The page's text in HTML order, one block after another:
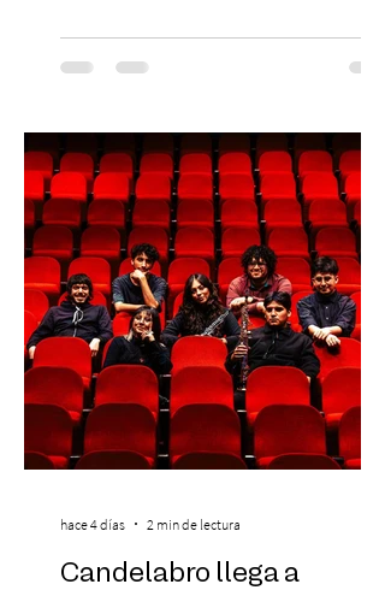
El lunes 10 de agosto comienza la
Preventa Exclusiva Santander con 30%
stock). Posterior a esta preventa exclusiva
se da inicio a la segunda etapa con una
preventa con 20% descuento para los
clientes del mismo banco y 20% para las
personas que se pre inscribieron y el miérc
Candelabro llega a
hace 4 días 2 min de lectura